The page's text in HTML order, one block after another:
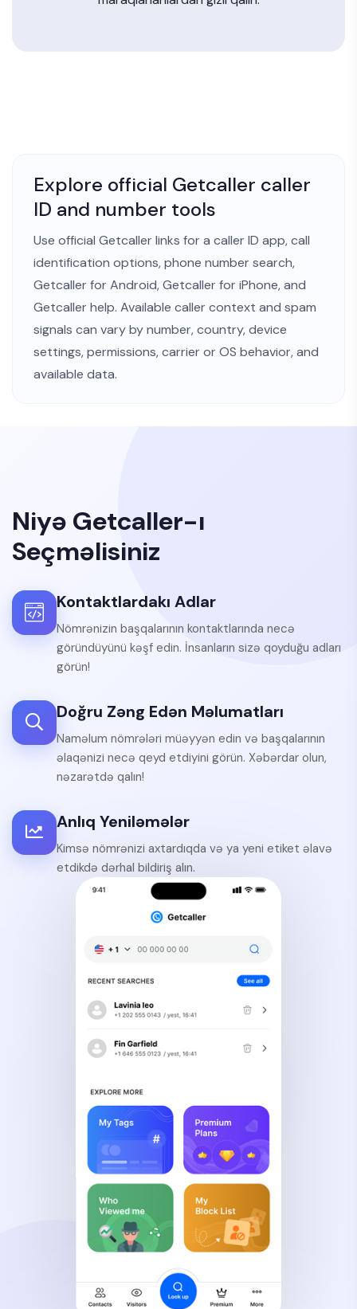
Explore official Getcaller caller
ID and number tools
Use official Getcaller links for a caller ID app,call
identification options,phone number search,
Getcaller for Android,Getcaller for iPhone, and
Getcaller help. Available caller context and spam
signals can vary by number, country, device
settings, permissions, carrier or OS behavior, and
available data.
Niyə Getcaller-ı
Seçməlisiniz
Kontaktlardakı Adlar
Nömrənizin başqalarının kontaktlarında necə
göründüyünü kəşf edin. İnsanların sizə qoyduğu adları
görün!
Doğru Zəng Edən Məlumatları
Naməlum nömrələri müəyyən edin və başqalarının
əlaqənizi necə qeyd etdiyini görün. Xəbərdar olun,
nəzarətdə qalın!
Anlıq Yeniləmələr
Kimsə nömrənizi axtardıqda və ya yeni etiket əlavə
etdikdə dərhal bildiriş alın.